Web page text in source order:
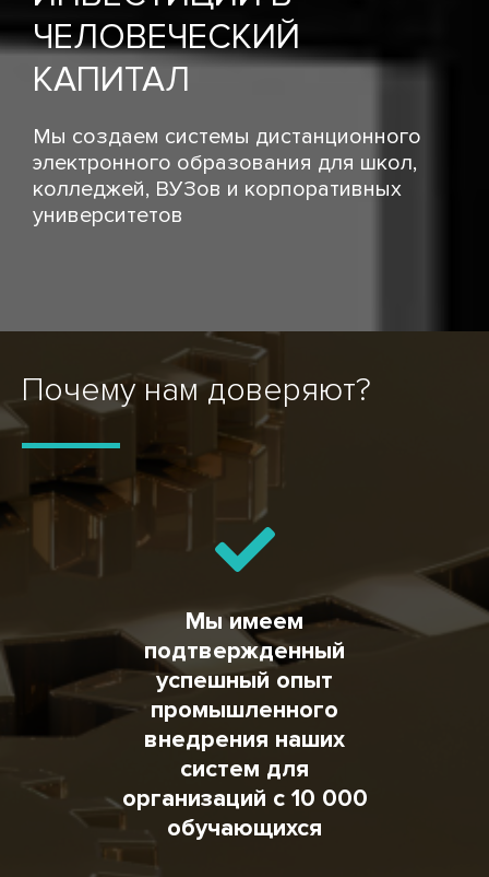
ЧЕЛОВЕЧЕСКИЙ
КАПИТАЛ
Мы создаем системы дистанционного
электронного образования для школ,
колледжей, ВУЗов и корпоративных
университетов
Почему нам доверяют?
Мы имеем
подтвержденный
успешный опыт
промышленного
внедрения наших
систем для
организаций с 10 000
обучающихся